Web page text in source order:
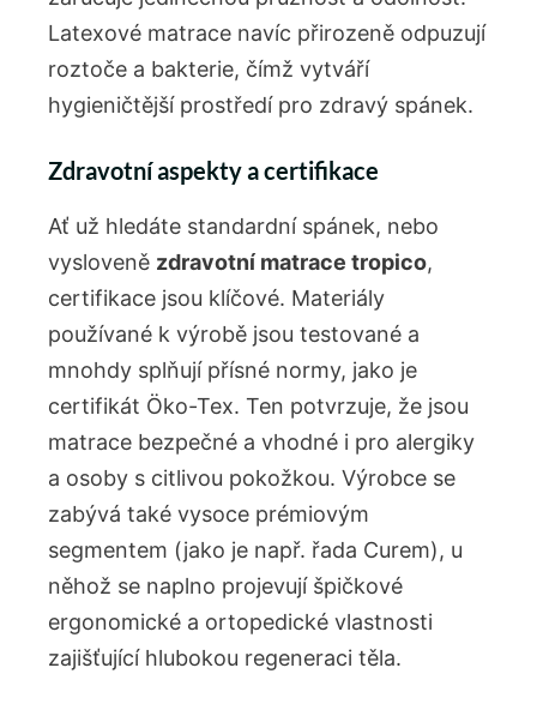
Latexové matrace navíc přirozeně odpuzují
roztoče a bakterie, čímž vytváří
hygieničtější prostředí pro zdravý spánek.
Zdravotní aspekty a certifikace
Ať už hledáte standardní spánek, nebo
vysloveně zdravotní matrace tropico,
certifikace jsou klíčové. Materiály
používané k výrobě jsou testované a
mnohdy splňují přísné normy, jako je
certifikát Öko-Tex. Ten potvrzuje, že jsou
matrace bezpečné a vhodné i pro alergiky
a osoby s citlivou pokožkou. Výrobce se
zabývá také vysoce prémiovým
segmentem (jako je např. řada Curem), u
něhož se naplno projevují špičkové
ergonomické a ortopedické vlastnosti
zajišťující hlubokou regeneraci těla.